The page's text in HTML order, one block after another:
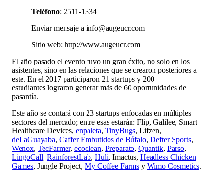
Teléfono: 2511-1334
Enviar mensaje a info@augeucr.com
Sitio web: http://www.augeucr.com
El año pasado el evento tuvo un gran éxito, no solo en los
asistentes, sino en las relaciones que se crearon posteriores a
este. En el 2017 participaron 21 startups y 200
estudiantes lograron generar más de 60 oportunidades de
pasantía.
Este año se contará con 23 startups enfocadas en múltiples
sectores del mercado; entre esas estarán: Flip, Galilee, Smart
Healthcare Devices, enpaleta, TinyBugs, Lifzen,
deLaGuayaba, Caffer Embutidos de Búfalo, Defter Sports,
Wenox, TecFarmer, ecoclean, Preparato, Quantik, Parso,
LingoCall, RainforestLab, Huli, Imactus, Headless Chicken
Games, Jungle Project, My Coffee Farms y Wimo Cosmetics.